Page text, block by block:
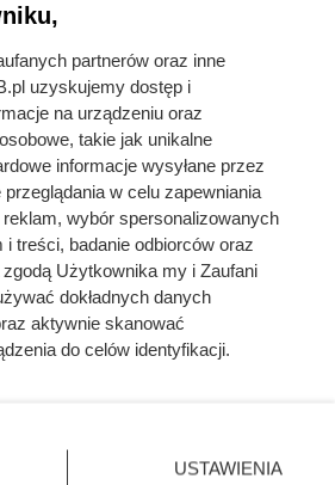
partnerów oraz inne
uzyskujemy dostęp i
na urządzeniu oraz
takie jak unikalne
informacje wysyłane przez
w celu zapewniania
wybór spersonalizowanych
treści, badanie odbiorców oraz
zgodą Użytkownika my i Zaufani
dokładnych danych
aktywnie skanować
do celów identyfikacji.
przycisk ustawień prywatności
dolnym rogu strony. Niektóre
USTAWIENIA